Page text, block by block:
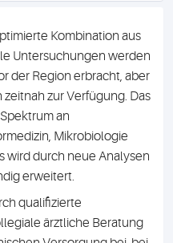
Kombination aus
Untersuchungen werden
der Region erbracht, aber
zur Verfügung. Das
an
Mikrobiologie
durch neue Analysen
erweitert.
qualifizierte